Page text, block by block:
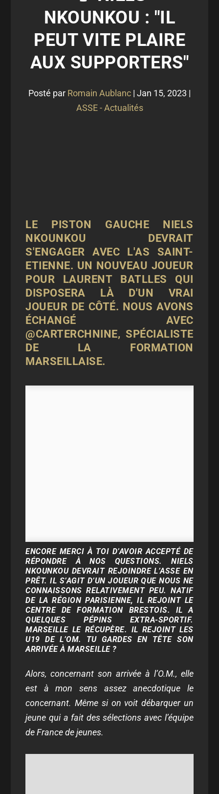
NKOUNKOU : "IL
PEUT VITE PLAIRE
AUX SUPPORTERS"
Posté par Romain Aublanc | Jan 15, 2023 |
ASSE - Actualités
LE PISTON GAUCHE NIELS
NKOUNKOU DEVRAIT
S'ENGAGER AVEC L'AS SAINT-
ETIENNE. UN NOUVEAU JOUEUR
POUR LAURENT BATLLES QUI
DISPOSERA LÀ D'UN VRAI
JOUEUR DE CÔTÉ. NOUS AVONS
ÉCHANGÉ AVEC
@CARTERCHNINE, SPÉCIALISTE
DE LA FORMATION
MARSEILLAISE.
ENCORE MERCI À TOI D’AVOIR ACCEPTÉ DE
RÉPONDRE À NOS QUESTIONS. NIELS
NKOUNKOU DEVRAIT REJOINDRE L’ASSE EN
PRÊT. IL S’AGIT D’UN JOUEUR QUE NOUS NE
CONNAISSONS RELATIVEMENT PEU. NATIF
DE LA RÉGION PARISIENNE, IL REJOINT LE
CENTRE DE FORMATION BRESTOIS. IL A
QUELQUES PÉPINS EXTRA-SPORTIF.
MARSEILLE LE RÉCUPÈRE. IL REJOINT LES
U19 DE L’OM. TU GARDES EN TÊTE SON
ARRIVÉE À MARSEILLE ?
Alors, concernant son arrivée à l’O.M., elle
est à mon sens assez anecdotique le
concernant. Même si on voit débarquer un
jeune qui a fait des sélections avec l’équipe
de France de jeunes.